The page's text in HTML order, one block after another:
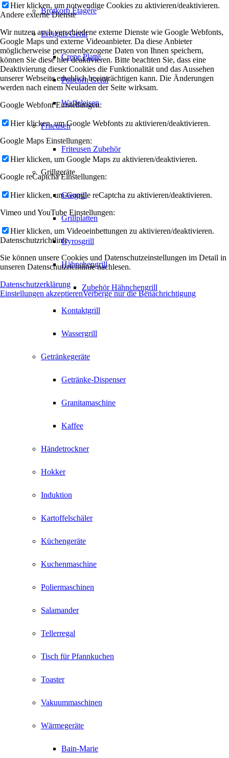
Brotkorb Etagère
Ereignis Gerät
Crepe Platte
Popcorn Gerät
Waffeleisen
Friteusen
Friteusen Zubehör
Grillgeräte
Gasgrill
Grillplatten
Gyrosgrill
Hähnchengrill
Zubehör Hähnchengrill
Kontaktgrill
Wassergrill
Getränkegeräte
Getränke-Dispenser
Granitamaschine
Kaffee
Händetrockner
Hokker
Induktion
Kartoffelschäler
Küchengeräte
Kuchenmaschine
Poliermaschinen
Salamander
Tellerregal
Tisch für Pfannkuchen
Toaster
Vakuummaschinen
Wärmegeräte
Bain-Marie
Hier klicken, um notwendige Cookies zu aktivieren/deaktivieren.
Andere externe Dienste
Wir nutzen auch verschiedene externe Dienste wie Google Webfonts,
Google Maps und externe Videoanbieter. Da diese Anbieter
möglicherweise personenbezogene Daten von Ihnen speichern,
können Sie diese hier deaktivieren. Bitte beachten Sie, dass eine
Deaktivierung dieser Cookies die Funktionalität und das Aussehen
unserer Webseite erheblich beeinträchtigen kann. Die Änderungen
werden nach einem Neuladen der Seite wirksam.
Google Webfont Einstellungen:
Hier klicken, um Google Webfonts zu aktivieren/deaktivieren.
Google Maps Einstellungen:
Hier klicken, um Google Maps zu aktivieren/deaktivieren.
Google reCaptcha Einstellungen:
Hier klicken, um Google reCaptcha zu aktivieren/deaktivieren.
Vimeo und YouTube Einstellungen:
Hier klicken, um Videoeinbettungen zu aktivieren/deaktivieren.
Datenschutzrichtlinie
Sie können unsere Cookies und Datenschutzeinstellungen im Detail in
unseren Datenschutzrichtlinie nachlesen.
Datenschutzerklärung
Einstellungen akzeptierenVerberge nur die Benachrichtigung